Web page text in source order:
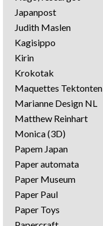
Japanpost
Judith Maslen
Kagisippo
Kirin
Krokotak
Maquettes Tektonten
Marianne Design NL
Matthew Reinhart
Monica (3D)
Papem Japan
Paper automata
Paper Museum
Paper Paul
Paper Toys